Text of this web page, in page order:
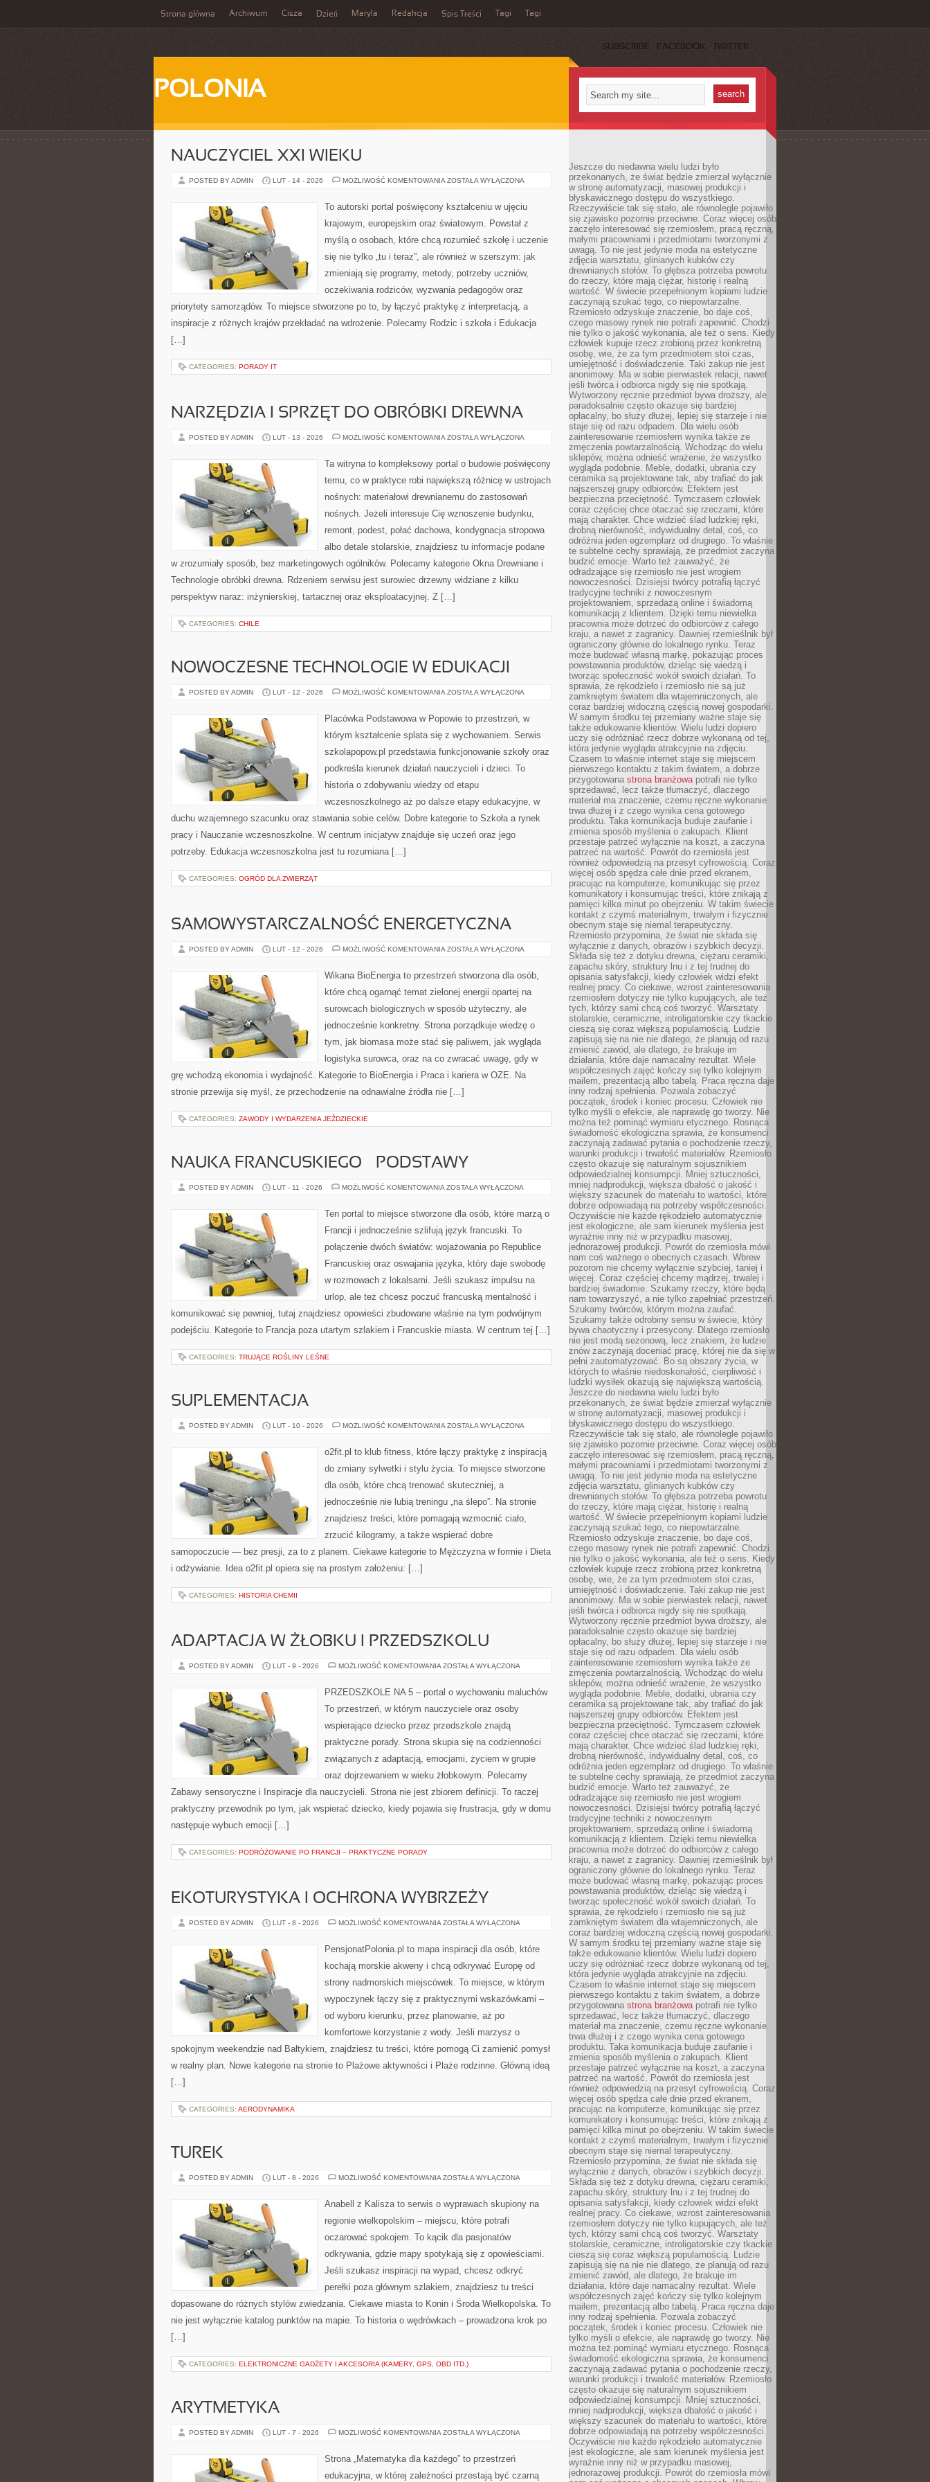
Strona główna Archiwum Cisza Dzień Maryla Redakcja Spis Treści Tagi Tagi
SUBSCRIBE FACEBOOK TWITTER
POLONIA
NAUCZYCIEL XXI WIEKU
POSTED BY ADMIN LUT - 14 - 2026 MOŻLIWOŚĆ KOMENTOWANIA NAUCZYCIEL
ZOSTAŁA WYŁĄCZONA
To autorski portal poświęcony kształceniu w ujęciu
krajowym, europejskim oraz światowym. Powstał z
myślą o osobach, które chcą rozumieć szkołę i uczenie
się nie tylko „tu i teraz”, ale również w szerszym: jak
zmieniają się programy, metody, potrzeby uczniów,
oczekiwania rodziców, wyzwania pedagogów oraz
priorytety samorządów. To miejsce stworzone po to, by łączyć praktykę z interpretacją, a
inspiracje z różnych krajów przekładać na wdrożenie. Polecamy Rodzic i szkoła i Edukacja
[…]
CATEGORIES: PORADY IT
NARZĘDZIA I SPRZĘT DO OBRÓBKI DREWNA
POSTED BY ADMIN LUT - 13 - 2026 MOŻLIWOŚĆ KOMENTOWANIA NARZĘDZIA
DO
OBRÓBKI
ZOSTAŁA WYŁĄCZONA
Ta witryna to kompleksowy portal o budowie poświęcony
temu, co w praktyce robi największą różnicę w ustrojach
nośnych: materiałowi drewnianemu do zastosowań
nośnych. Jeżeli interesuje Cię wznoszenie budynku,
remont, podest, połać dachowa, kondygnacja stropowa
albo detale stolarskie, znajdziesz tu informacje podane
w zrozumiały sposób, bez marketingowych ogólników. Polecamy kategorie Okna Drewniane i
Technologie obróbki drewna. Rdzeniem serwisu jest surowiec drzewny widziane z kilku
perspektyw naraz: inżynierskiej, tartacznej oraz eksploatacyjnej. Z […]
CATEGORIES: CHILE
NOWOCZESNE TECHNOLOGIE W EDUKACJI
POSTED BY ADMIN LUT - 12 - 2026 MOŻLIWOŚĆ KOMENTOWANIA NOWOCZESNE
EDUKACJI
ZOSTAŁA WYŁĄCZONA
Placówka Podstawowa w Popowie to przestrzeń, w
którym kształcenie splata się z wychowaniem. Serwis
szkolapopow.pl przedstawia funkcjonowanie szkoły oraz
podkreśla kierunek działań nauczycieli i dzieci. To
historia o zdobywaniu wiedzy od etapu
wczesnoszkolnego aż po dalsze etapy edukacyjne, w
duchu wzajemnego szacunku oraz stawiania sobie celów. Dobre kategorie to Szkoła a rynek
pracy i Nauczanie wczesnoszkolne. W centrum inicjatyw znajduje się uczeń oraz jego
potrzeby. Edukacja wczesnoszkolna jest tu rozumiana […]
CATEGORIES: OGRÓD DLA ZWIERZĄT
SAMOWYSTARCZALNOŚĆ ENERGETYCZNA
POSTED BY ADMIN LUT - 12 - 2026 MOŻLIWOŚĆ KOMENTOWANIA SAMOWYSTARCZALNOŚĆ
ZOSTAŁA WYŁĄCZONA
Wikana BioEnergia to przestrzeń stworzona dla osób,
które chcą ogarnąć temat zielonej energii opartej na
surowcach biologicznych w sposób użyteczny, ale
jednocześnie konkretny. Strona porządkuje wiedzę o
tym, jak biomasa może stać się paliwem, jak wygląda
logistyka surowca, oraz na co zwracać uwagę, gdy w
grę wchodzą ekonomia i wydajność. Kategorie to BioEnergia i Praca i kariera w OZE. Na
stronie przewija się myśl, że przechodzenie na odnawialne źródła nie […]
CATEGORIES: ZAWODY I WYDARZENIA JEŹDZIECKIE
NAUKA FRANCUSKIEGO – PODSTAWY
POSTED BY ADMIN LUT - 11 - 2026 MOŻLIWOŚĆ KOMENTOWANIA NAUKA
PODSTAWY
ZOSTAŁA WYŁĄCZONA
Ten portal to miejsce stworzone dla osób, które marzą o
Francji i jednocześnie szlifują język francuski. To
połączenie dwóch światów: wojażowania po Republice
Francuskiej oraz oswajania języka, który daje swobodę
w rozmowach z lokalsami. Jeśli szukasz impulsu na
urlop, ale też chcesz poczuć francuską mentalność i
komunikować się pewniej, tutaj znajdziesz opowieści zbudowane właśnie na tym podwójnym
podejściu. Kategorie to Francja poza utartym szlakiem i Francuskie miasta. W centrum tej […]
CATEGORIES: TRUJĄCE ROŚLINY LEŚNE
SUPLEMENTACJA
POSTED BY ADMIN LUT - 10 - 2026 MOŻLIWOŚĆ KOMENTOWANIA SUPLEMENTACJA
ZOSTAŁA WYŁĄCZONA
o2fit.pl to klub fitness, które łączy praktykę z inspiracją
do zmiany sylwetki i stylu życia. To miejsce stworzone
dla osób, które chcą trenować skuteczniej, a
jednocześnie nie lubią treningu „na ślepo”. Na stronie
znajdziesz treści, które pomagają wzmocnić ciało,
zrzucić kilogramy, a także wspierać dobre
samopoczucie — bez presji, za to z planem. Ciekawe kategorie to Mężczyzna w formie i Dieta
i odżywianie. Idea o2fit.pl opiera się na prostym założeniu: […]
CATEGORIES: HISTORIA CHEMII
ADAPTACJA W ŻŁOBKU I PRZEDSZKOLU
POSTED BY ADMIN LUT - 9 - 2026 MOŻLIWOŚĆ KOMENTOWANIA ADAPTACJA
PRZEDSZKOLU
ZOSTAŁA WYŁĄCZONA
PRZEDSZKOLE NA 5 – portal o wychowaniu maluchów
To przestrzeń, w którym nauczyciele oraz osoby
wspierające dziecko przez przedszkole znajdą
praktyczne porady. Strona skupia się na codzienności
związanych z adaptacją, emocjami, życiem w grupie
oraz dojrzewaniem w wieku żłobkowym. Polecamy
Zabawy sensoryczne i Inspiracje dla nauczycieli. Strona nie jest zbiorem definicji. To raczej
praktyczny przewodnik po tym, jak wspierać dziecko, kiedy pojawia się frustracja, gdy w domu
następuje wybuch emocji […]
CATEGORIES: PODRÓŻOWANIE PO FRANCJI – PRAKTYCZNE PORADY
EKOTURYSTYKA I OCHRONA WYBRZEŻY
POSTED BY ADMIN LUT - 8 - 2026 MOŻLIWOŚĆ KOMENTOWANIA EKOTURYSTYKA
WYBRZEŻY
ZOSTAŁA WYŁĄCZONA
PensjonatPolonia.pl to mapa inspiracji dla osób, które
kochają morskie akweny i chcą odkrywać Europę od
strony nadmorskich miejscówek. To miejsce, w którym
wypoczynek łączy się z praktycznymi wskazówkami –
od wyboru kierunku, przez planowanie, aż po
komfortowe korzystanie z wody. Jeśli marzysz o
spokojnym weekendzie nad Bałtykiem, znajdziesz tu treści, które pomogą Ci zamienić pomysł
w realny plan. Nowe kategorie na stronie to Plażowe aktywności i Plaże rodzinne. Główną ideą
[…]
CATEGORIES: AERODYNAMIKA
TUREK
POSTED BY ADMIN LUT - 8 - 2026 MOŻLIWOŚĆ KOMENTOWANIA TUREK
ZOSTAŁA WYŁĄCZONA
Anabell z Kalisza to serwis o wyprawach skupiony na
regionie wielkopolskim – miejscu, które potrafi
oczarować spokojem. To kącik dla pasjonatów
odkrywania, gdzie mapy spotykają się z opowieściami.
Jeśli szukasz inspiracji na wypad, chcesz odkryć
perełki poza głównym szlakiem, znajdziesz tu treści
dopasowane do różnych stylów zwiedzania. Ciekawe miasta to Konin i Środa Wielkopolska. To
nie jest wyłącznie katalog punktów na mapie. To historia o wędrówkach – prowadzona krok po
[…]
CATEGORIES: ELEKTRONICZNE GADŻETY I AKCESORIA (KAMERY, GPS, OBD ITD.)
ARYTMETYKA
POSTED BY ADMIN LUT - 7 - 2026 MOŻLIWOŚĆ KOMENTOWANIA ARYTMETYKA
ZOSTAŁA WYŁĄCZONA
Strona „Matematyka dla każdego” to przestrzeń
edukacyjna, w której zależności przestają być czarną
Jeszcze do niedawna wielu ludzi było
przekonanych, że świat będzie zmierzał wyłącznie
w stronę automatyzacji, masowej produkcji i
błyskawicznego dostępu do wszystkiego.
Rzeczywiście tak się stało, ale równolegle pojawiło
się zjawisko pozornie przeciwne. Coraz więcej osób
zaczęło interesować się rzemiosłem, pracą ręczną,
małymi pracowniami i przedmiotami tworzonymi z
uwagą. To nie jest jedynie moda na estetyczne
zdjęcia warsztatu, glinianych kubków czy
drewnianych stołów. To głębsza potrzeba powrotu
do rzeczy, które mają ciężar, historię i realną
wartość. W świecie przepełnionym kopiami ludzie
zaczynają szukać tego, co niepowtarzalne.
Rzemiosło odzyskuje znaczenie, bo daje coś,
czego masowy rynek nie potrafi zapewnić. Chodzi
nie tylko o jakość wykonania, ale też o sens. Kiedy
człowiek kupuje rzecz zrobioną przez konkretną
osobę, wie, że za tym przedmiotem stoi czas,
umiejętność i doświadczenie. Taki zakup nie jest
anonimowy. Ma w sobie pierwiastek relacji, nawet
jeśli twórca i odbiorca nigdy się nie spotkają.
Wytworzony ręcznie przedmiot bywa droższy, ale
paradoksalnie często okazuje się bardziej
opłacalny, bo służy dłużej, lepiej się starzeje i nie
staje się od razu odpadem. Dla wielu osób
zainteresowanie rzemiosłem wynika także ze
zmęczenia powtarzalnością. Wchodząc do wielu
sklepów, można odnieść wrażenie, że wszystko
wygląda podobnie. Meble, dodatki, ubrania czy
ceramika są projektowane tak, aby trafiać do jak
najszerszej grupy odbiorców. Efektem jest
bezpieczna przeciętność. Tymczasem człowiek
coraz częściej chce otaczać się rzeczami, które
mają charakter. Chce widzieć ślad ludzkiej ręki,
drobną nierówność, indywidualny detal, coś, co
odróżnia jeden egzemplarz od drugiego. To właśnie
te subtelne cechy sprawiają, że przedmiot zaczyna
budzić emocje. Warto też zauważyć, że
odradzające się rzemiosło nie jest wrogiem
nowoczesności. Dzisiejsi twórcy potrafią łączyć
tradycyjne techniki z nowoczesnym
projektowaniem, sprzedażą online i świadomą
komunikacją z klientem. Dzięki temu niewielka
pracownia może dotrzeć do odbiorców z całego
kraju, a nawet z zagranicy. Dawniej rzemieślnik był
ograniczony głównie do lokalnego rynku. Teraz
może budować własną markę, pokazując proces
powstawania produktów, dzieląc się wiedzą i
tworząc społeczność wokół swoich działań. To
sprawia, że rękodzieło i rzemiosło nie są już
zamkniętym światem dla wtajemniczonych, ale
coraz bardziej widoczną częścią nowej gospodarki.
W samym środku tej przemiany ważne staje się
także edukowanie klientów. Wielu ludzi dopiero
uczy się odróżniać rzecz dobrze wykonaną od tej,
która jedynie wygląda atrakcyjnie na zdjęciu.
Czasem to właśnie internet staje się miejscem
pierwszego kontaktu z takim światem, a dobrze
przygotowana strona branżowapotrafi nie tylko
sprzedawać, lecz także tłumaczyć, dlaczego
materiał ma znaczenie, czemu ręczne wykonanie
trwa dłużej i z czego wynika cena gotowego
produktu. Taka komunikacja buduje zaufanie i
zmienia sposób myślenia o zakupach. Klient
przestaje patrzeć wyłącznie na koszt, a zaczyna
patrzeć na wartość. Powrót do rzemiosła jest
również odpowiedzią na przesyt cyfrowością. Coraz
więcej osób spędza całe dnie przed ekranem,
pracując na komputerze, komunikując się przez
komunikatory i konsumując treści, które znikają z
pamięci kilka minut po obejrzeniu. W takim świecie
kontakt z czymś materialnym, trwałym i fizycznie
obecnym staje się niemal terapeutyczny.
Rzemiosło przypomina, że świat nie składa się
wyłącznie z danych, obrazów i szybkich decyzji.
Składa się też z dotyku drewna, ciężaru ceramiki,
zapachu skóry, struktury lnu i z tej trudnej do
opisania satysfakcji, kiedy człowiek widzi efekt
realnej pracy. Co ciekawe, wzrost zainteresowania
rzemiosłem dotyczy nie tylko kupujących, ale też
tych, którzy sami chcą coś tworzyć. Warsztaty
stolarskie, ceramiczne, introligatorskie czy tkackie
cieszą się coraz większą popularnością. Ludzie
zapisują się na nie nie dlatego, że planują od razu
zmienić zawód, ale dlatego, że brakuje im
działania, które daje namacalny rezultat. Wiele
współczesnych zajęć kończy się tylko kolejnym
mailem, prezentacją albo tabelą. Praca ręczna daje
inny rodzaj spełnienia. Pozwala zobaczyć
początek, środek i koniec procesu. Człowiek nie
tylko myśli o efekcie, ale naprawdę go tworzy. Nie
można też pominąć wymiaru etycznego. Rosnąca
świadomość ekologiczna sprawia, że konsumenci
zaczynają zadawać pytania o pochodzenie rzeczy,
warunki produkcji i trwałość materiałów. Rzemiosło
często okazuje się naturalnym sojusznikiem
odpowiedzialnej konsumpcji. Mniej sztuczności,
mniej nadprodukcji, większa dbałość o jakość i
większy szacunek do materiału to wartości, które
dobrze odpowiadają na potrzeby współczesności.
Oczywiście nie każde rękodzieło automatycznie
jest ekologiczne, ale sam kierunek myślenia jest
wyraźnie inny niż w przypadku masowej,
jednorazowej produkcji. Powrót do rzemiosła mówi
nam coś ważnego o obecnych czasach. Wbrew
pozorom nie chcemy wyłącznie szybciej, taniej i
więcej. Coraz częściej chcemy mądrzej, trwalej i
bardziej świadomie. Szukamy rzeczy, które będą
nam towarzyszyć, a nie tylko zapełniać przestrzeń.
Szukamy twórców, którym można zaufać.
Szukamy także odrobiny sensu w świecie, który
bywa chaotyczny i przesycony. Dlatego rzemiosło
nie jest modą sezonową, lecz znakiem, że ludzie
znów zaczynają doceniać pracę, której nie da się w
pełni zautomatyzować. Bo są obszary życia, w
których to właśnie niedoskonałość, cierpliwość i
ludzki wysiłek okazują się największą wartością.
Jeszcze do niedawna wielu ludzi było
przekonanych, że świat będzie zmierzał wyłącznie
w stronę automatyzacji, masowej produkcji i
błyskawicznego dostępu do wszystkiego.
Rzeczywiście tak się stało, ale równolegle pojawiło
się zjawisko pozornie przeciwne. Coraz więcej osób
zaczęło interesować się rzemiosłem, pracą ręczną,
małymi pracowniami i przedmiotami tworzonymi z
uwagą. To nie jest jedynie moda na estetyczne
zdjęcia warsztatu, glinianych kubków czy
drewnianych stołów. To głębsza potrzeba powrotu
do rzeczy, które mają ciężar, historię i realną
wartość. W świecie przepełnionym kopiami ludzie
zaczynają szukać tego, co niepowtarzalne.
Rzemiosło odzyskuje znaczenie, bo daje coś,
czego masowy rynek nie potrafi zapewnić. Chodzi
nie tylko o jakość wykonania, ale też o sens. Kiedy
człowiek kupuje rzecz zrobioną przez konkretną
osobę, wie, że za tym przedmiotem stoi czas,
umiejętność i doświadczenie. Taki zakup nie jest
anonimowy. Ma w sobie pierwiastek relacji, nawet
jeśli twórca i odbiorca nigdy się nie spotkają.
Wytworzony ręcznie przedmiot bywa droższy, ale
paradoksalnie często okazuje się bardziej
opłacalny, bo służy dłużej, lepiej się starzeje i nie
staje się od razu odpadem. Dla wielu osób
zainteresowanie rzemiosłem wynika także ze
zmęczenia powtarzalnością. Wchodząc do wielu
sklepów, można odnieść wrażenie, że wszystko
wygląda podobnie. Meble, dodatki, ubrania czy
ceramika są projektowane tak, aby trafiać do jak
najszerszej grupy odbiorców. Efektem jest
bezpieczna przeciętność. Tymczasem człowiek
coraz częściej chce otaczać się rzeczami, które
mają charakter. Chce widzieć ślad ludzkiej ręki,
drobną nierówność, indywidualny detal, coś, co
odróżnia jeden egzemplarz od drugiego. To właśnie
te subtelne cechy sprawiają, że przedmiot zaczyna
budzić emocje. Warto też zauważyć, że
odradzające się rzemiosło nie jest wrogiem
nowoczesności. Dzisiejsi twórcy potrafią łączyć
tradycyjne techniki z nowoczesnym
projektowaniem, sprzedażą online i świadomą
komunikacją z klientem. Dzięki temu niewielka
pracownia może dotrzeć do odbiorców z całego
kraju, a nawet z zagranicy. Dawniej rzemieślnik był
ograniczony głównie do lokalnego rynku. Teraz
może budować własną markę, pokazując proces
powstawania produktów, dzieląc się wiedzą i
tworząc społeczność wokół swoich działań. To
sprawia, że rękodzieło i rzemiosło nie są już
zamkniętym światem dla wtajemniczonych, ale
coraz bardziej widoczną częścią nowej gospodarki.
W samym środku tej przemiany ważne staje się
także edukowanie klientów. Wielu ludzi dopiero
uczy się odróżniać rzecz dobrze wykonaną od tej,
która jedynie wygląda atrakcyjnie na zdjęciu.
Czasem to właśnie internet staje się miejscem
pierwszego kontaktu z takim światem, a dobrze
przygotowana strona branżowapotrafi nie tylko
sprzedawać, lecz także tłumaczyć, dlaczego
materiał ma znaczenie, czemu ręczne wykonanie
trwa dłużej i z czego wynika cena gotowego
produktu. Taka komunikacja buduje zaufanie i
zmienia sposób myślenia o zakupach. Klient
przestaje patrzeć wyłącznie na koszt, a zaczyna
patrzeć na wartość. Powrót do rzemiosła jest
również odpowiedzią na przesyt cyfrowością. Coraz
więcej osób spędza całe dnie przed ekranem,
pracując na komputerze, komunikując się przez
komunikatory i konsumując treści, które znikają z
pamięci kilka minut po obejrzeniu. W takim świecie
kontakt z czymś materialnym, trwałym i fizycznie
obecnym staje się niemal terapeutyczny.
Rzemiosło przypomina, że świat nie składa się
wyłącznie z danych, obrazów i szybkich decyzji.
Składa się też z dotyku drewna, ciężaru ceramiki,
zapachu skóry, struktury lnu i z tej trudnej do
opisania satysfakcji, kiedy człowiek widzi efekt
realnej pracy. Co ciekawe, wzrost zainteresowania
rzemiosłem dotyczy nie tylko kupujących, ale też
tych, którzy sami chcą coś tworzyć. Warsztaty
stolarskie, ceramiczne, introligatorskie czy tkackie
cieszą się coraz większą popularnością. Ludzie
zapisują się na nie nie dlatego, że planują od razu
zmienić zawód, ale dlatego, że brakuje im
działania, które daje namacalny rezultat. Wiele
współczesnych zajęć kończy się tylko kolejnym
mailem, prezentacją albo tabelą. Praca ręczna daje
inny rodzaj spełnienia. Pozwala zobaczyć
początek, środek i koniec procesu. Człowiek nie
tylko myśli o efekcie, ale naprawdę go tworzy. Nie
można też pominąć wymiaru etycznego. Rosnąca
świadomość ekologiczna sprawia, że konsumenci
zaczynają zadawać pytania o pochodzenie rzeczy,
warunki produkcji i trwałość materiałów. Rzemiosło
często okazuje się naturalnym sojusznikiem
odpowiedzialnej konsumpcji. Mniej sztuczności,
mniej nadprodukcji, większa dbałość o jakość i
większy szacunek do materiału to wartości, które
dobrze odpowiadają na potrzeby współczesności.
Oczywiście nie każde rękodzieło automatycznie
jest ekologiczne, ale sam kierunek myślenia jest
wyraźnie inny niż w przypadku masowej,
jednorazowej produkcji. Powrót do rzemiosła mówi